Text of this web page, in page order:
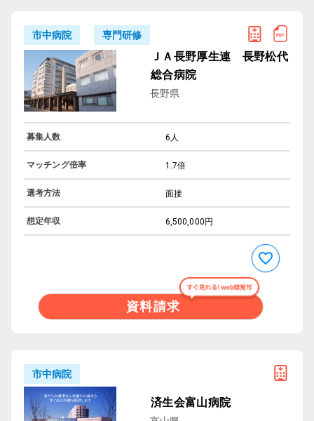
市中病院 専門研修
ＪＡ長野厚生連 長野松代
総合病院
長野県
募集人数 6人
マッチング倍率 1.7倍
選考方法 面接
想定年収 6,500,000円
資料請求
市中病院
済生会富山病院